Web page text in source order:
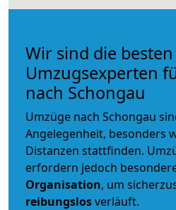
Wir sind die besten
Umzugsexperten
nach Schongau
Umzüge nach Schongau
Angelegenheit, besonders
Distanzen stattfinden.
erfordern jedoch
Organisation, um
reibungslosverläuft.